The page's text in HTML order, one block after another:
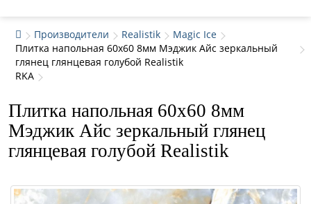
Производители Realistik
Magic Ice
Плитка напольная 60x60 8мм Мэджик Айс зеркальный
глянец глянцевая голубой Realistik
RKA
Плитка напольная 60x60 8мм
Мэджик Айс зеркальный глянец
глянцевая голубой Realistik